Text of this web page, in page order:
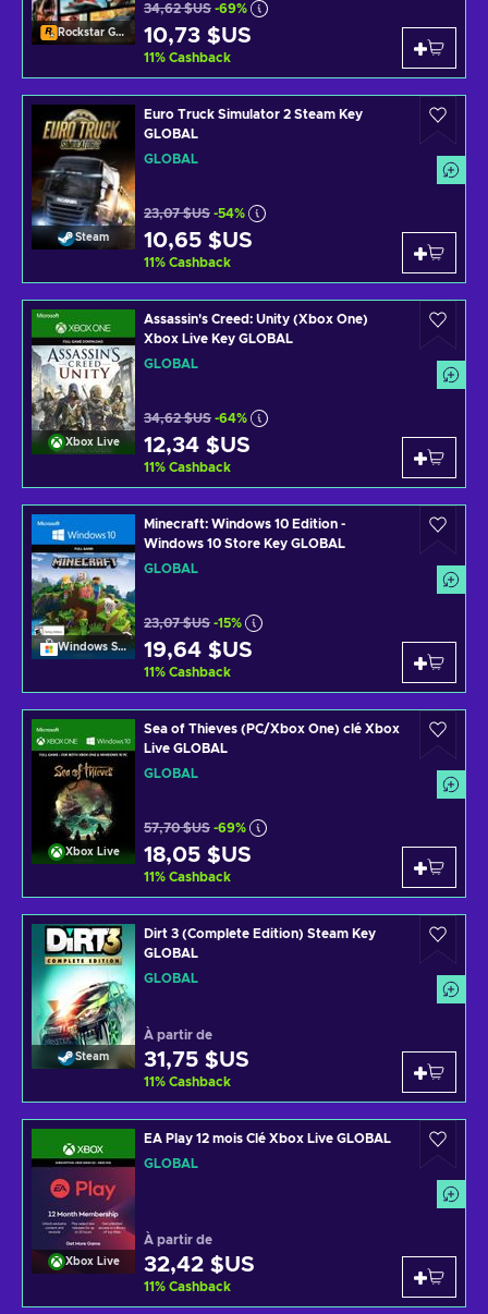
Rockstar Games Launcher
34,62 $US -69%
10,73 $US
11% Cashback
Steam
Euro Truck Simulator 2 Steam Key
GLOBAL
GLOBAL
23,07 $US -54%
10,65 $US
11% Cashback
Xbox Live
Assassin's Creed: Unity (Xbox One)
Xbox Live Key GLOBAL
GLOBAL
34,62 $US -64%
12,34 $US
11% Cashback
Windows Store
Minecraft: Windows 10 Edition -
Windows 10 Store Key GLOBAL
GLOBAL
23,07 $US -15%
19,64 $US
11% Cashback
Xbox Live
Sea of Thieves (PC/Xbox One) clé Xbox
Live GLOBAL
GLOBAL
57,70 $US -69%
18,05 $US
11% Cashback
Steam
Dirt 3 (Complete Edition) Steam Key
GLOBAL
GLOBAL
À partir de
31,75 $US
11% Cashback
Xbox Live
EA Play 12 mois Clé Xbox Live GLOBAL
GLOBAL
À partir de
32,42 $US
11% Cashback